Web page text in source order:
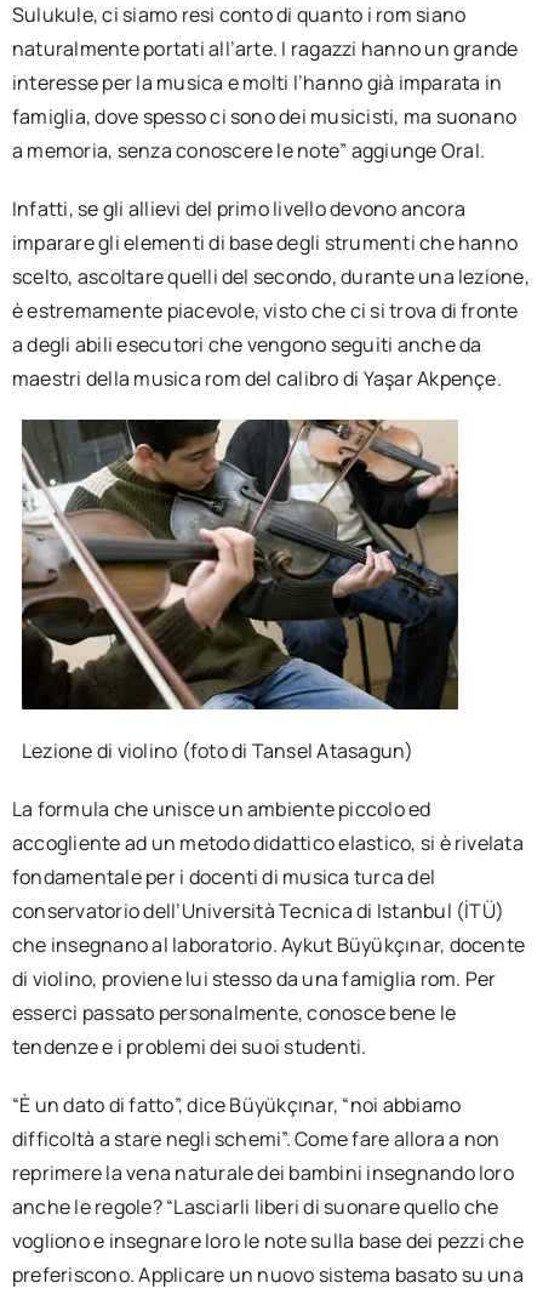
Sulukule, ci siamo resi conto di quanto i rom siano
naturalmente portati all’arte. I ragazzi hanno un grande
interesse per la musica e molti l’hanno già imparata in
famiglia, dove spesso ci sono dei musicisti, ma suonano
a memoria, senza conoscere le note” aggiunge Oral.
Infatti, se gli allievi del primo livello devono ancora
imparare gli elementi di base degli strumenti che hanno
scelto, ascoltare quelli del secondo, durante una lezione,
è estremamente piacevole, visto che ci si trova di fronte
a degli abili esecutori che vengono seguiti anche da
maestri della musica rom del calibro di Yaşar Akpençe.
Lezione di violino (foto di Tansel Atasagun)
La formula che unisce un ambiente piccolo ed
accogliente ad un metodo didattico elastico, si è rivelata
fondamentale per i docenti di musica turca del
conservatorio dell’Università Tecnica di Istanbul (İTÜ)
che insegnano al laboratorio. Aykut Büyükçınar, docente
di violino, proviene lui stesso da una famiglia rom. Per
esserci passato personalmente, conosce bene le
tendenze e i problemi dei suoi studenti.
“È un dato di fatto”, dice Büyükçınar, “noi abbiamo
difficoltà a stare negli schemi”. Come fare allora a non
reprimere la vena naturale dei bambini insegnando loro
anche le regole? “Lasciarli liberi di suonare quello che
vogliono e insegnare loro le note sulla base dei pezzi che
preferiscono. Applicare un nuovo sistema basato su una